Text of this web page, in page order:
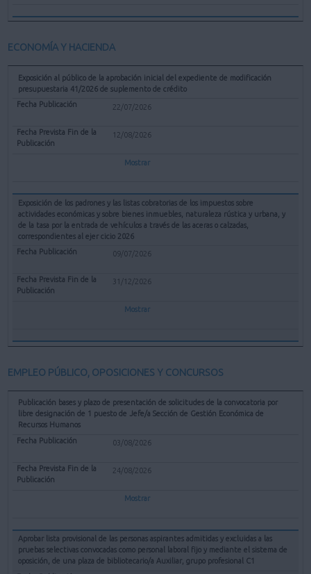
ECONOMÍA Y HACIENDA
Exposición al público de la aprobación inicial del expediente de modificación
presupuestaria 41/2026 de suplemento de crédito
22/07/2026
12/08/2026
Mostrar
Exposición de los padrones y las listas cobratorias de los impuestos sobre
actividades económicas y sobre bienes inmuebles, naturaleza rústica y urbana, y
de la tasa por la entrada de vehículos a través de las aceras o calzadas,
correspondientes al ejer cicio 2026
09/07/2026
31/12/2026
Mostrar
EMPLEO PÚBLICO, OPOSICIONES Y CONCURSOS
Publicación bases y plazo de presentación de solicitudes de la convocatoria por
libre designación de 1 puesto de Jefe/a Sección de Gestión Económica de
Recursos Humanos
03/08/2026
24/08/2026
Mostrar
Aprobar lista provisional de las personas aspirantes admitidas y excluidas a las
pruebas selectivas convocadas como personal laboral fijo y mediante el sistema de
oposición, de una plaza de bibliotecario/a Auxiliar, grupo profesional C1